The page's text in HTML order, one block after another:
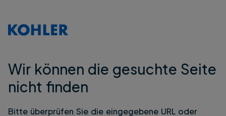
Wir können die gesuchte Seite
nicht finden
Bitte überprüfen Sie die eingegebene URL oder